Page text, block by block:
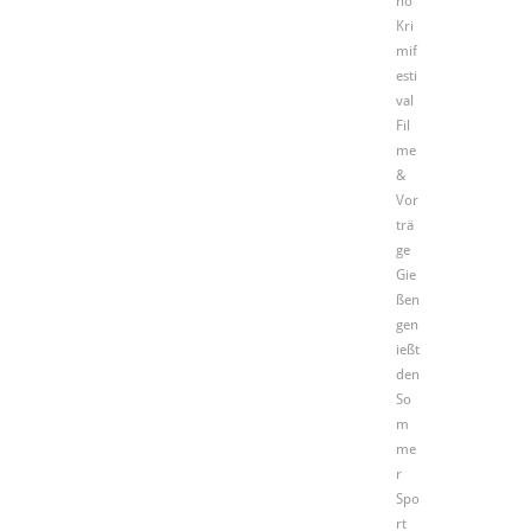
Kri
mif
esti
val
Fil
me
&
Vor
trä
ge
Gie
ßen
gen
ießt
den
So
m
me
r
Spo
rt